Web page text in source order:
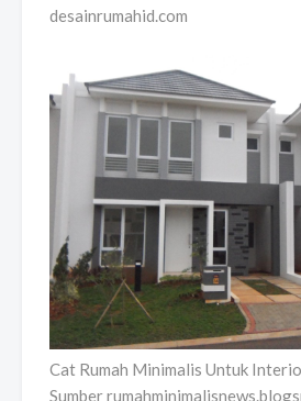
desainrumahid.com
Cat Rumah Minimalis Untuk
Sumber